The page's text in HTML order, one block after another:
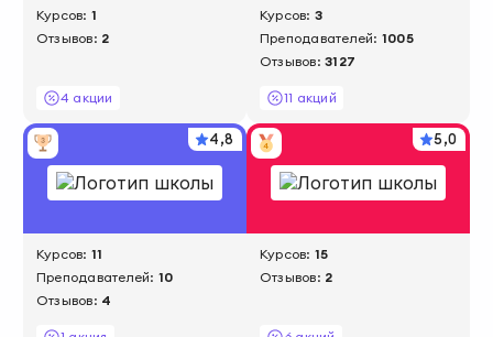
Курсов: 1
Отзывов: 2
4 акции
Курсов: 3
Преподавателей: 1005
Отзывов:3127
11 акций
4,8
Курсов: 11
Преподавателей: 10
Отзывов: 4
5,0
Курсов: 15
Отзывов: 2